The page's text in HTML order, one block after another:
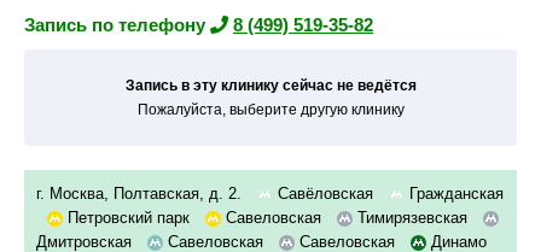
Запись по телефону
8 (499) 519-35-82
Запись в эту клинику сейчас не ведётся
Пожалуйста, выберите другую клинику
г. Москва, Полтавская, д. 2. Савёловская
Гражданская
Петровский парк
Савеловская
Тимирязевская
Дмитровская
Савеловская Савеловская Динамо